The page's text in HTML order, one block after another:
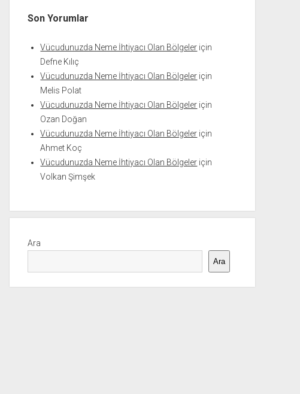
Son Yorumlar
Vücudunuzda Neme İhtiyacı Olan Bölgeler için
Defne Kılıç
Vücudunuzda Neme İhtiyacı Olan Bölgeler için
Melis Polat
Vücudunuzda Neme İhtiyacı Olan Bölgeler için
Ozan Doğan
Vücudunuzda Neme İhtiyacı Olan Bölgeler için
Ahmet Koç
Vücudunuzda Neme İhtiyacı Olan Bölgeler için
Volkan Şimşek
Ara
Ara